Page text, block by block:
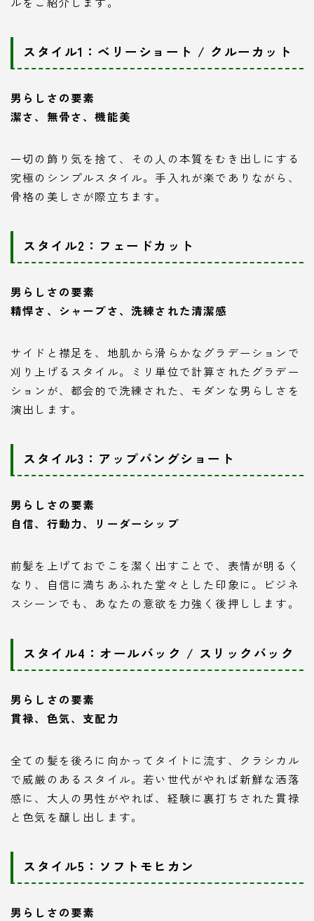
スタイル1：ベリーショート / クルーカット
男らしさの要素
潔さ、無骨さ、機能美
一切の飾り気を捨て、その人の本質をむき出しにする
究極のシンプルスタイル。手入れが楽でありながら、
骨格の美しさが際立ちます。
スタイル2：フェードカット
男らしさの要素
精悍さ、シャープさ、洗練された清潔感
サイドと襟足を、地肌から滑らかなグラデーションで
刈り上げるスタイル。ミリ単位で計算されたグラデー
ションが、都会的で洗練された、モダンな男らしさを
演出します。
スタイル3：アップバングショート
男らしさの要素
自信、行動力、リーダーシップ
前髪を上げておでこを潔く出すことで、表情が明るく
なり、自信に満ちあふれた堂々とした印象に。ビジネ
スシーンでも、あなたの意欲を力強く後押しします。
スタイル4：オールバック / スリックバック
男らしさの要素
貫禄、色気、支配力
全ての髪を後ろに向かってタイトに流す、クラシカル
で威厳のあるスタイル。若い世代がやれば新鮮な洒落
感に、大人の男性がやれば、経験に裏打ちされた貫禄
と色気を醸し出します。
スタイル5：ソフトモヒカン
男らしさの要素